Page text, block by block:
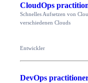
CloudOps
Schnelles Aufsetzen von
verschiedenen Clouds
Entwickler
DevOps